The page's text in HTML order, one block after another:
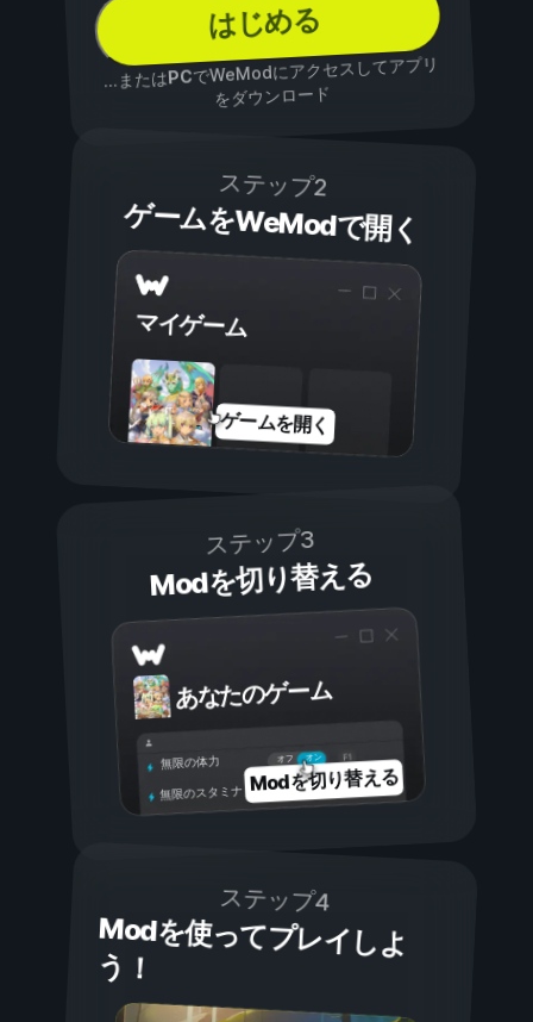
はじめる
...またはPCでWeModにアクセスしてアプリ
をダウンロード
ステップ2
ゲームをWeModで開く
マイゲーム
ゲームを開く
ステップ3
Modを切り替える
あなたのゲーム
オン
オフ
無限の体力
無限のスタミナ Modを切り替える
ステップ4
Modを使ってプレイしよ
う！